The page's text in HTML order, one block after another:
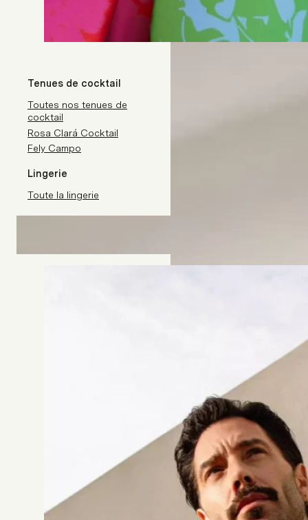
Tenues de cocktail
Toutes nos tenues de
cocktail
Rosa Clará Cocktail
Fely Campo
Lingerie
Toute la lingerie